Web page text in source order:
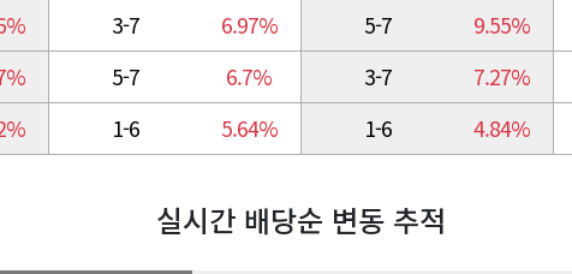
3-7 6.97% 5-7 9.55%
5-7 6.7% 3-7 7.27%
1-6 5.64% 1-6 4.84%
실시간 배당순 변동 추적